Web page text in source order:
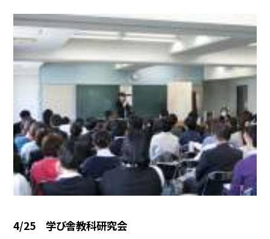
4/25 学び舎教科研究会